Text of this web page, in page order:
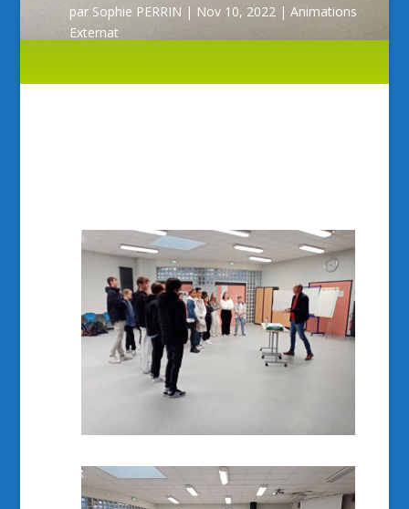
par Sophie PERRIN | Nov 10, 2022| Animations
Externat